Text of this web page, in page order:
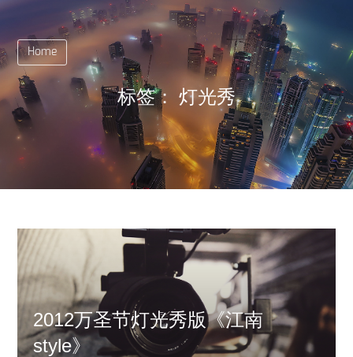
Home
标签： 灯光秀
2012万圣节灯光秀版《江南
style》